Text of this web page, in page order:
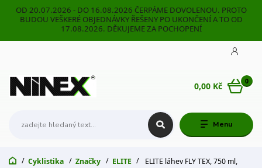
OD 20.07.2026 - DO 16.08.2026 ČERPÁME DOVOLENOU. PROTO
BUDOU VEŠKERÉ OBJEDNÁVKY ŘEŠENY PO UKONČENÍ A TO OD
17.08.2026. DĚKUJEME ZA POCHOPENÍ
Menu
0
0,00 Kč
Cyklistika Značky ELITE
ELITE láhev FLY TEX, 750 ml,